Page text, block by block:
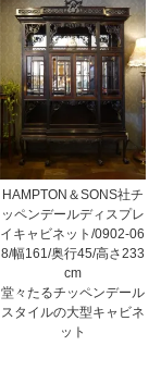
HAMPTON＆SONS社チ
ッペンデールディスプレ
イキャビネット/0902-06
8/幅161/奥行45/高さ233
cm
堂々たるチッペンデール
スタイルの大型キャビネ
ット